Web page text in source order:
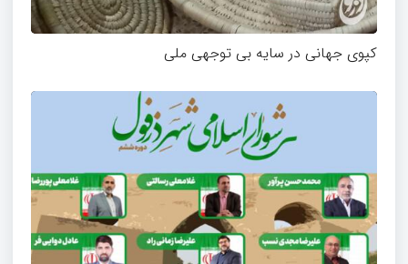
کپوی جهانی در سایه بی توجهی ملی